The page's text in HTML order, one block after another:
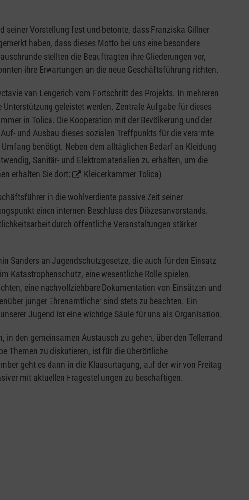
seiner Vorstellung fest und betonte, dass Franziska Gillner
haben, dass dieses Motto bei uns eine besondere
stellten die Beauftragten ihre Gliederungen vor,
ihre Erwartungen an die neue Geschäftsführung richten.
van Lengerich vom Fortschritt des Projekts. In mehreren
geleistet werden. Zentrale Aufgabe für dieses
in Tolica. Die Kooperation mit der Bevölkerung und der
und Ausbau dieses sozialen Treffpunkts für die verarmte
benötigt. Neben dem alltäglichen Bedarf an Kleidung
Sanitär- und Elektromaterialien zu erhalten, um die
erhalten Sie dort:
Kleiderkammer Tolica)
in die wohlverdiente passive Zeit seiner
einen internen Beschluss des Diözesanvorstands.
durch öffentliche Veranstaltungen stärker
Sanders an Jugendschutzgesetze, die auch für den Einsatz
Katastrophenschutz, eine wesentliche Rolle spielen.
eine nachvollziehbare Dokumentation von Einsätzen und
junger Ehrenamtlicher sind stets zu beachten. Ein
Jugend ist eine wichtige Säule für uns als Organisation.
den gemeinsamen Austausch zu gehen, über den Tellerrand
Themen zu diskutieren, ist für die überörtliche
geht es dann in die Klausurtagung, auf der wir von Freitag
mit aktuellen Fragestellungen zu beschäftigen.